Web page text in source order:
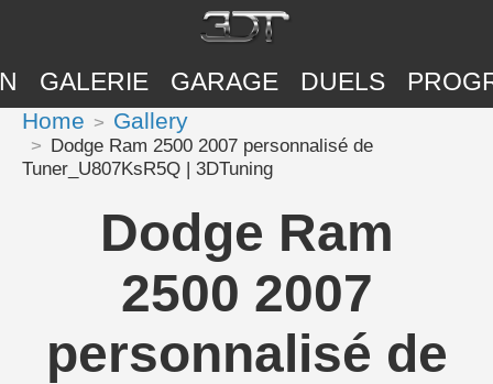
GALERIE GARAGE DUELS
Home Gallery
Dodge Ram 2500 2007 personnalisé de
Tuner_U807KsR5Q | 3DTuning
Dodge Ram
2500 2007
personnalisé de